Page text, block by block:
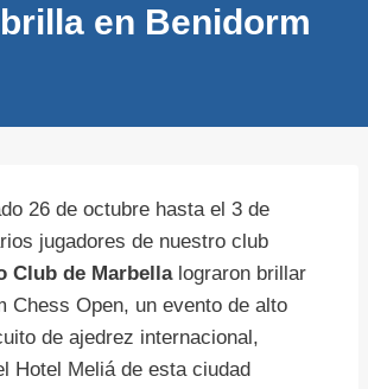
en Benidorm
26 de octubre hasta el 3 de
jugadores de nuestro club
Club de Marbellalograron brillar
Chess Open, un evento de alto
de ajedrez internacional,
Hotel Meliá de esta ciudad